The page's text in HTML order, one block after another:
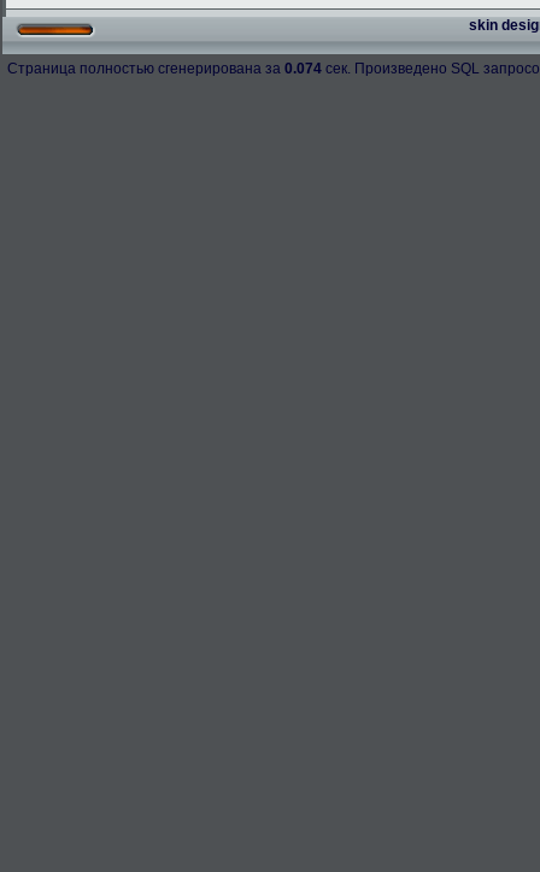
skin
Страница полностью сгенерирована за 0.074 сек. Произведено SQL